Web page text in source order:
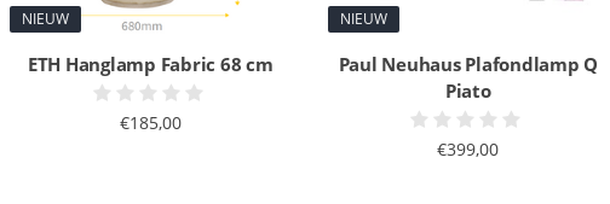
NIEUW
ETH Hanglamp Fabric 68 cm
€185,00
NIEUW
Paul Neuhaus Plafondlamp Q
Piato
€399,00